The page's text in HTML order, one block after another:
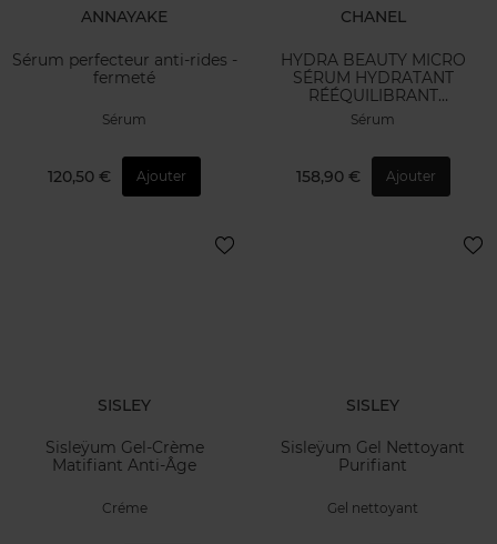
ANNAYAKE
Sérum perfecteur anti-rides -
fermeté
Sérum
120,50 € Ajouter
CHANEL
HYDRA BEAUTY MICRO
SÉRUM HYDRATANT
RÉÉQUILIBRANT
REPULPANT
Sérum
158,90 € Ajouter
SISLEY
Sisleÿum Gel-Crème
Matifiant Anti-Âge
Créme
SISLEY
Sisleÿum Gel Nettoyant
Purifiant
Gel nettoyant